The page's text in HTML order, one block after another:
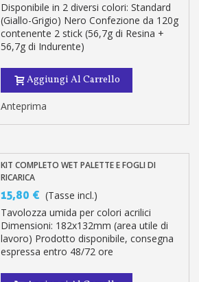
Disponibile in 2 diversi colori: Standard
(Giallo-Grigio) Nero Confezione da 120g
contenente 2 stick (56,7g di Resina +
56,7g di Indurente)
Aggiungi Al Carrello
Anteprima
KIT COMPLETO WET PALETTE E FOGLI DI
RICARICA
15,80 € (Tasse incl.)
Tavolozza umida per colori acrilici
Dimensioni: 182x132mm (area utile di
lavoro) Prodotto disponibile, consegna
espressa entro 48/72 ore